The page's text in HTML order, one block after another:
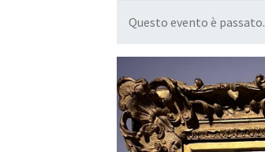
Questo evento è passato.